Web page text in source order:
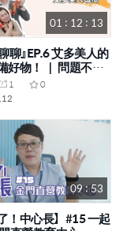
01 : 12 : 13
聊』EP.6 艾多美人的
好物！ ｜ 問題不要
艾多美大哉問
1
0
09 : 53
！中心長】#15 一起